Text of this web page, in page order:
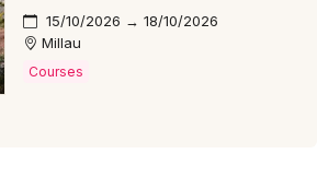
15/10/2026 → 18/10/2026
Millau
Courses